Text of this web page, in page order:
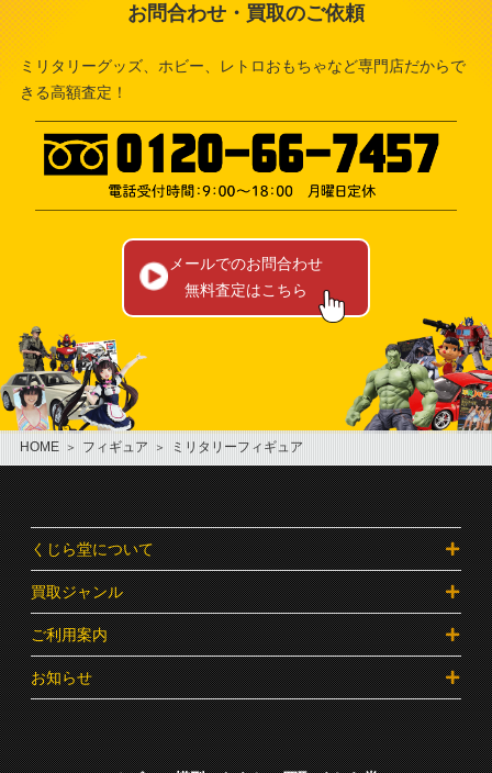
HOME フィギュア ミリタリーフィギュア
お問合わせ・買取のご依頼
ミリタリーグッズ、ホビー、レトロおもちゃなど専門店だからで
きる高額査定！
メールでのお問合わせ
無料査定はこちら
くじら堂について
買取ジャンル
ご利用案内
お知らせ